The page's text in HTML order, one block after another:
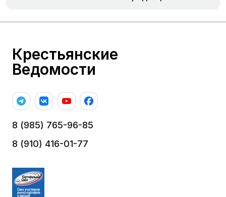
Крестьянские
Ведомости
8 (985) 765-96-85
8 (910) 416-01-77